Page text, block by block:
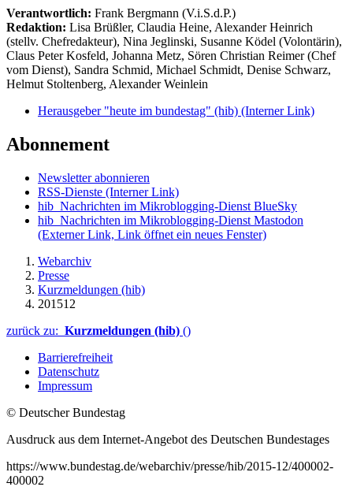
Verantwortlich: Frank Bergmann (V.i.S.d.P.)
Redaktion: Lisa Brüßler, Claudia Heine, Alexander Heinrich
(stellv. Chefredakteur), Nina Jeglinski, Susanne Ködel (Volontärin),
Claus Peter Kosfeld, Johanna Metz, Sören Christian Reimer (Chef
vom Dienst), Sandra Schmid, Michael Schmidt, Denise Schwarz,
Helmut Stoltenberg, Alexander Weinlein
Herausgeber "heute im bundestag" (hib) (Interner Link)
Abonnement
Newsletter abonnieren
RSS-Dienste (Interner Link)
hib_Nachrichten im Mikroblogging-Dienst BlueSky
hib_Nachrichten im Mikroblogging-Dienst Mastodon
(Externer Link, Link öffnet ein neues Fenster)
Webarchiv
Presse
Kurzmeldungen (hib)
201512
zurück zu: Kurzmeldungen (hib) ()
Barrierefreiheit
Datenschutz
Impressum
© Deutscher Bundestag
Ausdruck aus dem Internet-Angebot des Deutschen Bundestages
https://www.bundestag.de/webarchiv/presse/hib/2015-12/400002-
400002